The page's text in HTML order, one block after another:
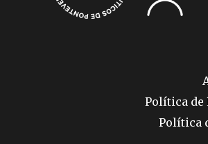
Política de
Política